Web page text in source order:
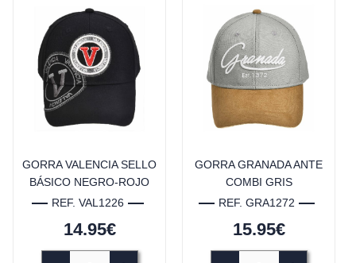
GORRA VALENCIA SELLO
BÁSICO NEGRO-ROJO
REF. VAL1226
14.95€
GORRA GRANADA ANTE
COMBI GRIS
REF. GRA1272
15.95€